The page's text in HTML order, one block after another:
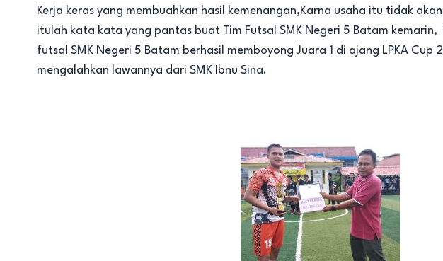
Kerja keras yang membuahkan hasil kemenangan,Karna usaha itu tidak
itulah kata kata yang pantas buat Tim Futsal SMK Negeri 5 Batam
futsal SMK Negeri 5 Batam berhasil memboyong Juara 1 di ajang LPKA Cup
mengalahkan lawannya dari SMK Ibnu Sina.